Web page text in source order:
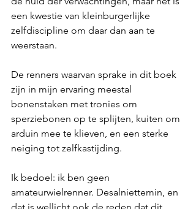
een kwestie van kleinburgerlijke
zelfdiscipline om daar dan aan te
weerstaan.
De renners waarvan sprake in dit boek
zijn in mijn ervaring meestal
bonenstaken met tronies om
sperziebonen op te splijten, kuiten om
arduin mee te klieven, en een sterke
neiging tot zelfkastijding.
Ik bedoel: ik ben geen
amateurwielrenner. Desalniettemin, en